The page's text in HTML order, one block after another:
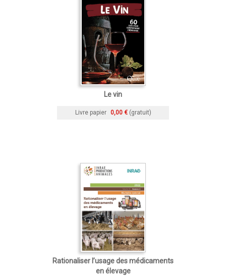
Le vin
Livre papier 0,00 € (gratuit)
Rationaliser l’usage des médicaments
en élevage